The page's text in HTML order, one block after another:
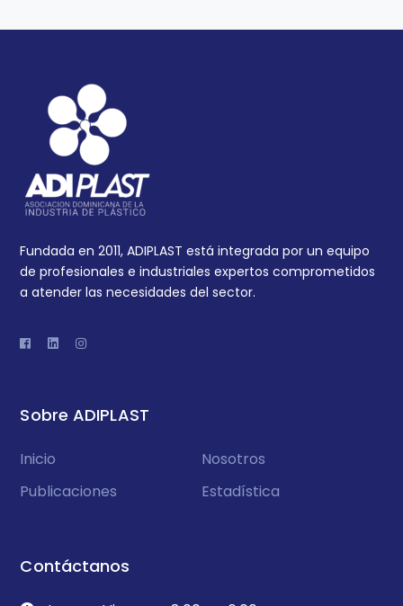
Fundada en 2011, ADIPLAST está integrada por un equipo
de profesionales e industriales expertos comprometidos
a atender las necesidades del sector.
Sobre ADIPLAST
Inicio
Nosotros
Publicaciones
Estadística
Contáctanos